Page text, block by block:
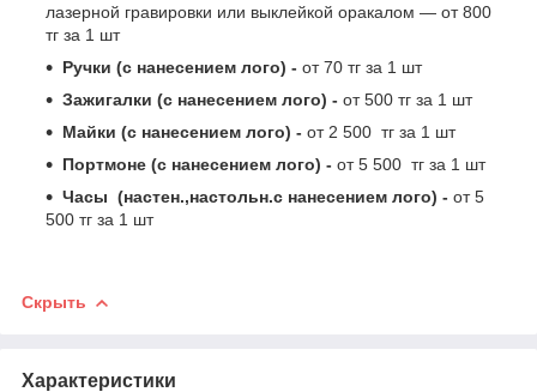
лазерной гравировки или выклейкой оракалом ― от 800
тг за 1 шт
Ручки (с нанесением лого) - от 70 тг за 1 шт
Зажигалки (с нанесением лого) - от 500 тг за 1 шт
Майки (с нанесением лого) - от 2 500 тг за 1 шт
Портмоне (с нанесением лого) - от 5 500 тг за 1 шт
Часы (настен.,настольн.с нанесением лого) - от 5
500 тг за 1 шт
Скрыть
Характеристики